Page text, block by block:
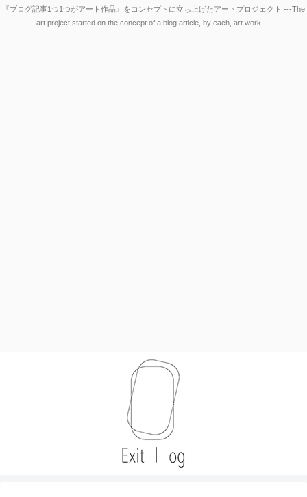
『ブログ記事1つ1つがアート作品』をコンセプトに立ち上げたアートプロジェクト ---The
art project started on the concept of a blog article, by each, art work ---